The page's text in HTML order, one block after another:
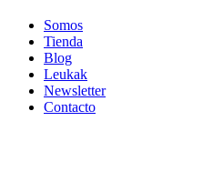
Somos
Tienda
Blog
Leukak
Newsletter
Contacto